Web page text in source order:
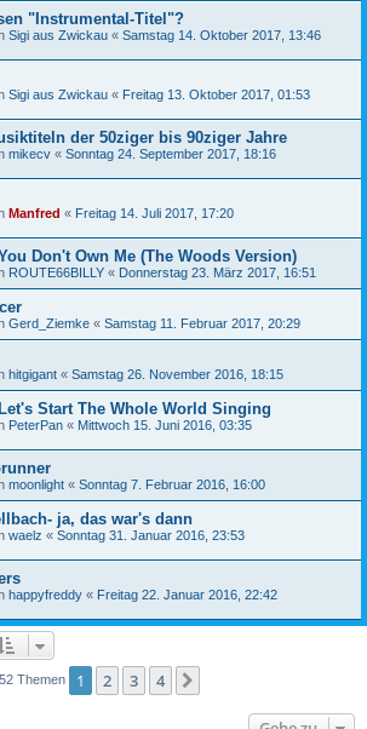
"Instrumental-Titel"?
Sigi aus Zwickau « Samstag 14. Oktober 2017, 13:46
Sigi aus Zwickau « Freitag 13. Oktober 2017, 01:53
der 50ziger bis 90ziger Jahre
mikecv « Sonntag 24. September 2017, 18:16
Manfred « Freitag 14. Juli 2017, 17:20
Don't Own Me (The Woods Version)
ROUTE66BILLY « Donnerstag 23. März 2017, 16:51
Gerd_Ziemke « Samstag 11. Februar 2017, 20:29
hitgigant « Samstag 26. November 2016, 18:15
Start The Whole World Singing
PeterPan « Mittwoch 15. Juni 2016, 03:35
moonlight « Sonntag 7. Februar 2016, 16:00
ja, das war's dann
waelz « Sonntag 31. Januar 2016, 23:53
happyfreddy « Freitag 22. Januar 2016, 22:42
Themen 1 2 3 4